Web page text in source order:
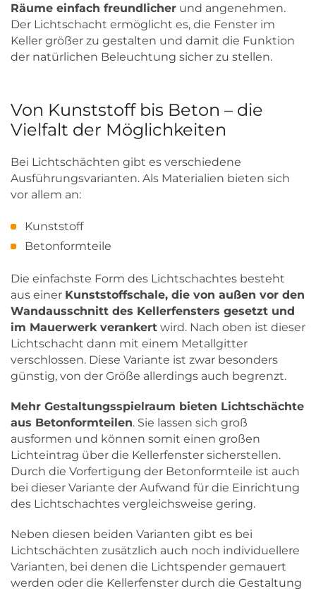
Räume einfach freundlicher und angenehmen.
Der Lichtschacht ermöglicht es, die Fenster im
Keller größer zu gestalten und damit die Funktion
der natürlichen Beleuchtung sicher zu stellen.
Von Kunststoff bis Beton – die
Vielfalt der Möglichkeiten
Bei Lichtschächten gibt es verschiedene
Ausführungsvarianten. Als Materialien bieten sich
vor allem an:
Kunststoff
Betonformteile
Die einfachste Form des Lichtschachtes besteht
aus einer Kunststoffschale, die von außen vor den
Wandausschnitt des Kellerfensters gesetzt und
im Mauerwerk verankert wird. Nach oben ist dieser
Lichtschacht dann mit einem Metallgitter
verschlossen. Diese Variante ist zwar besonders
günstig, von der Größe allerdings auch begrenzt.
Mehr Gestaltungsspielraum bieten Lichtschächte
aus Betonformteilen. Sie lassen sich groß
ausformen und können somit einen großen
Lichteintrag über die Kellerfenster sicherstellen.
Durch die Vorfertigung der Betonformteile ist auch
bei dieser Variante der Aufwand für die Einrichtung
des Lichtschachtes vergleichsweise gering.
Neben diesen beiden Varianten gibt es bei
Lichtschächten zusätzlich auch noch individuellere
Varianten, bei denen die Lichtspender gemauert
werden oder die Kellerfenster durch die Gestaltung